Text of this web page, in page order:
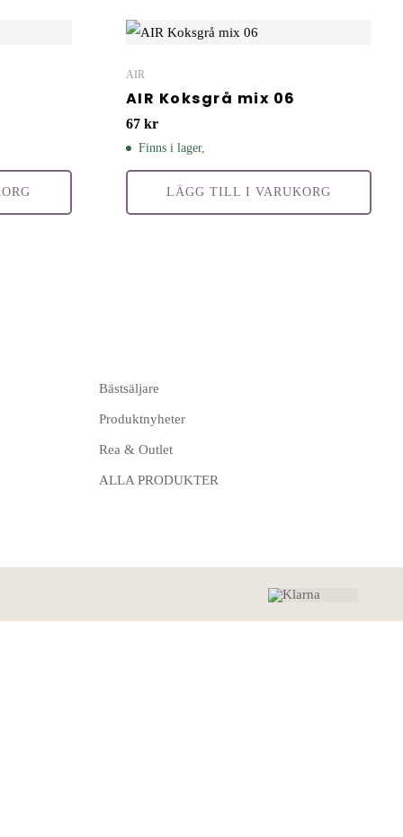
AIR
AIR Koksgrå mix 06
67 kr
Finns i lager,
LÄGG TILL I VARUKORG
Bästsäljare
Produktnyheter
Rea & Outlet
ALLA PRODUKTER